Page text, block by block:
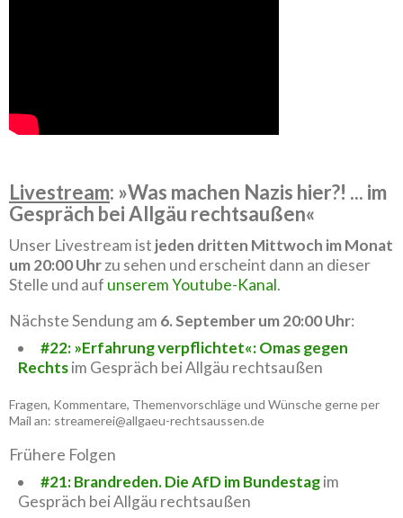
Livestream: »Was machen Nazis hier?! ... im
Gespräch bei Allgäu rechtsaußen«
Unser Livestream ist jeden dritten Mittwoch im Monat
um 20:00 Uhrzu sehen und erscheint dann an dieser
Stelle und auf unserem Youtube-Kanal.
Nächste Sendung am 6. September um 20:00 Uhr:
#22: »Erfahrung verpflichtet«: Omas gegen
Rechtsim Gespräch bei Allgäu rechtsaußen
Fragen, Kommentare, Themenvorschläge und Wünsche gerne per
Mail an: streamerei@allgaeu-rechtsaussen.de
Frühere Folgen
#21: Brandreden. Die AfD im Bundestagim
Gespräch bei Allgäu rechtsaußen